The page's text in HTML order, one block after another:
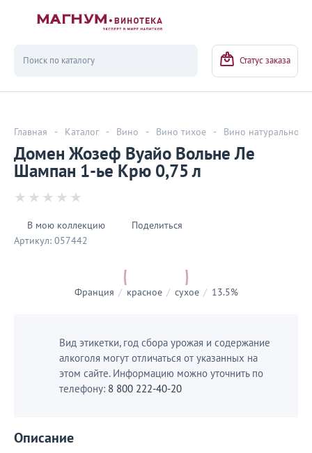
Статус заказа
Главная - Каталог - Вино - Вино тихое - Вино натуральное
Домен Жозеф Вуайо Вольне Ле
Шампан 1-ье Крю 0,75 л
В мою коллекцию
Поделиться
Артикул: 057442
Франция / красное / сухое / 13.5%
Вид этикетки, год сбора урожая и содержание
алкоголя могут отличаться от указанных на
этом сайте. Информацию можно уточнить по
телефону: 8 800 222-40-20
Описание